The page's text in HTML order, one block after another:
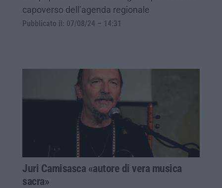
capoverso dell’agenda regionale
Pubblicato il: 07/08/24 – 14:31
Juri Camisasca «autore di vera musica
sacra»